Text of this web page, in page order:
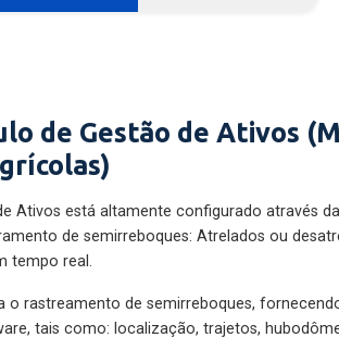
de Gestão de Ativos
Ativos está altamente configurado através
de semirreboques: Atrelados ou
tempo real.
o rastreamento de semirreboques,
tais como: localização, trajetos,